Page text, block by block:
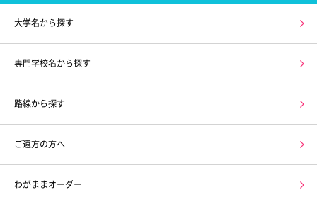
大学名から探す
専門学校名から探す
路線から探す
ご遠方の方へ
わがままオーダー